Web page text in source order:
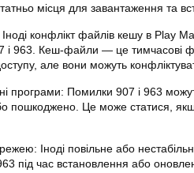
місця для завантаження та
конфлікт файлів кешу в Play
і 963. Кеш-файли — це тимчасові
але вони можуть
програми: Помилки 907 і 963
пошкоджено. Це може статися,
Іноді повільне або
під час встановлення або